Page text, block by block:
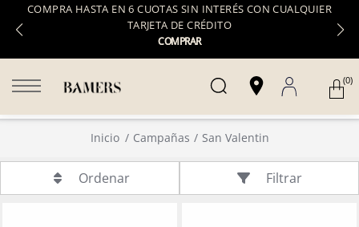
COMPRA HASTA EN 6 CUOTAS SIN INTERÉS CON CUALQUIER
TARJETA DE CRÉDITO
COMPRAR
(0)
Inicio Campañas San Valentin
Ordenar Filtrar